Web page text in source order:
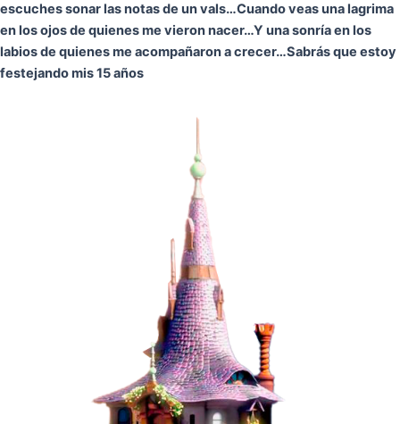
escuches sonar las notas de un vals…Cuando veas una lagrima
en los ojos de quienes me vieron nacer…Y una sonría en los
labios de quienes me acompañaron a crecer…Sabrás que estoy
festejando mis 15 años